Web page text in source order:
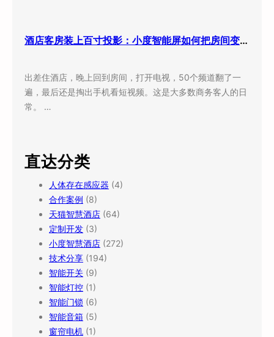
酒店客房装上百寸投影：小度智能屏如何把房间变成”第三空间”
出差住酒店，晚上回到房间，打开电视，50个频道翻了一
遍，最后还是掏出手机看短视频。这是大多数商务客人的日
常。 …
直达分类
人体存在感应器 (4)
合作案例 (8)
天猫智慧酒店 (64)
定制开发 (3)
小度智慧酒店 (272)
技术分享 (194)
智能开关 (9)
智能灯控 (1)
智能门锁 (6)
智能音箱 (5)
窗帘电机 (1)